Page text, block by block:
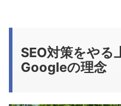
SEO対策をやる
Googleの理念